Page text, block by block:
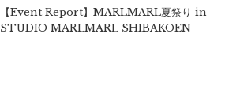
【Event Report】MARLMARL夏祭り in
STUDIO MARLMARL SHIBAKOEN